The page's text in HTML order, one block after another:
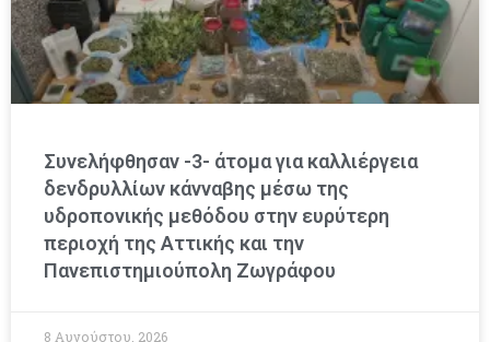
Συνελήφθησαν -3- άτομα για καλλιέργεια
δενδρυλλίων κάνναβης μέσω της
υδροπονικής μεθόδου στην ευρύτερη
περιοχή της Αττικής και την
Πανεπιστημιούπολη Ζωγράφου
8 Αυγούστου, 2026